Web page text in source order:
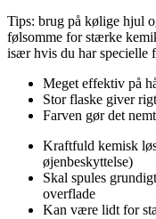
Tips: brug på kølige hjul
følsomme for stærke
især hvis du har specielle
Meget effektiv på
Stor flaske giver
Farven gør det
Kraftfuld kemisk
øjenbeskyttelse)
Skal spules
overflade
Kan være lidt for